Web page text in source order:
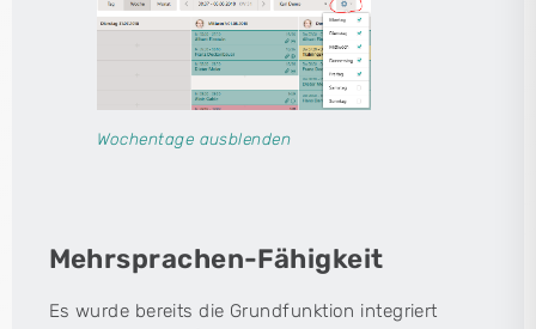
Wochentage ausblenden
Mehrsprachen-Fähigkeit
Es wurde bereits die Grundfunktion integriert